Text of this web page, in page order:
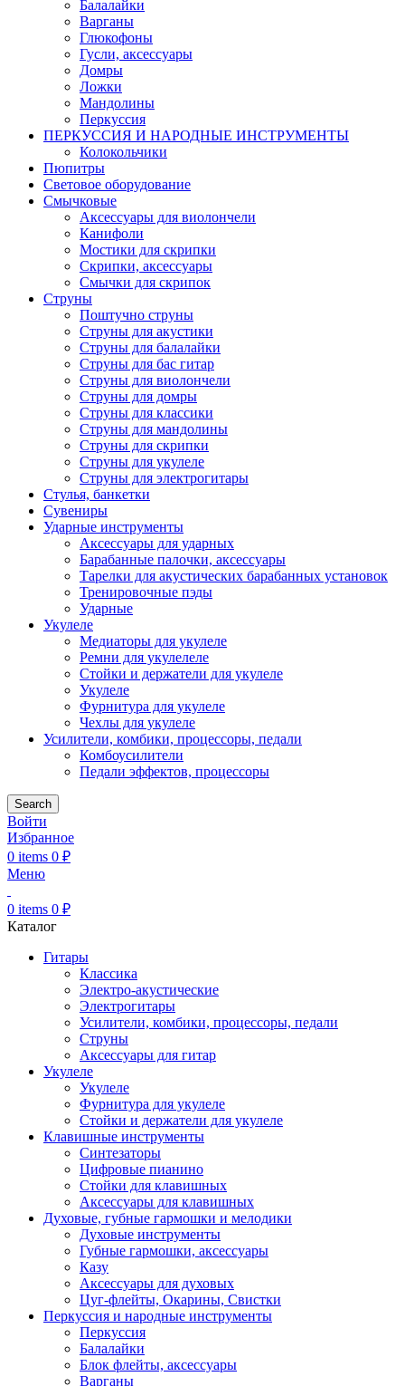
Балалайки
Варганы
Глюкофоны
Гусли, аксессуары
Домры
Ложки
Мандолины
Перкуссия
ПЕРКУССИЯ И НАРОДНЫЕ ИНСТРУМЕНТЫ
Колокольчики
Пюпитры
Световое оборудование
Смычковые
Аксессуары для виолончели
Канифоли
Мостики для скрипки
Скрипки, аксессуары
Смычки для скрипок
Струны
Поштучно струны
Струны для акустики
Струны для балалайки
Струны для бас гитар
Струны для виолончели
Струны для домры
Струны для классики
Струны для мандолины
Струны для скрипки
Струны для укулеле
Струны для электрогитары
Стулья, банкетки
Сувениры
Ударные инструменты
Аксессуары для ударных
Барабанные палочки, аксессуары
Тарелки для акустических барабанных установок
Тренировочные пэды
Ударные
Укулеле
Медиаторы для укулеле
Ремни для укулелеле
Стойки и держатели для укулеле
Укулеле
Фурнитура для укулеле
Чехлы для укулеле
Усилители, комбики, процессоры, педали
Комбоусилители
Педали эффектов, процессоры
Search
Войти
Избранное
0 items 0 ₽
Меню
0 items 0 ₽
Каталог
Гитары
Классика
Электро-акустические
Электрогитары
Усилители, комбики, процессоры, педали
Струны
Аксессуары для гитар
Укулеле
Укулеле
Фурнитура для укулеле
Стойки и держатели для укулеле
Клавишные инструменты
Синтезаторы
Цифровые пианино
Стойки для клавишных
Аксессуары для клавишных
Духовые, губные гармошки и мелодики
Духовые инструменты
Губные гармошки, аксессуары
Казу
Аксессуары для духовых
Цуг-флейты, Окарины, Свистки
Перкуссия и народные инструменты
Перкуссия
Балалайки
Блок флейты, аксессуары
Варганы